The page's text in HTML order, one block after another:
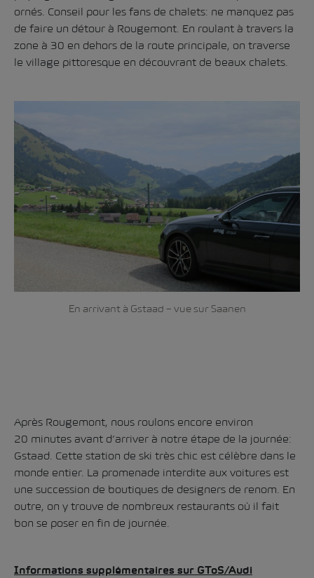
ornés. Conseil pour les fans de chalets: ne manquez pas
de faire un détour à Rougemont. En roulant à travers la
zone à 30 en dehors de la route principale, on traverse
le village pittoresque en découvrant de beaux chalets.
En arrivant à Gstaad – vue sur Saanen
Après Rougemont, nous roulons encore environ
20 minutes avant d’arriver à notre étape de la journée:
Gstaad. Cette station de ski très chic est célèbre dans le
monde entier. La promenade interdite aux voitures est
une succession de boutiques de designers de renom. En
outre, on y trouve de nombreux restaurants où il fait
bon se poser en fin de journée.
Informations supplémentaires sur GToS/Audi